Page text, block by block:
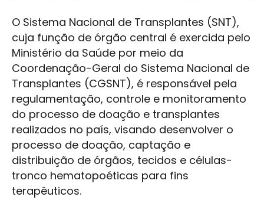
O Sistema Nacional de Transplantes (SNT),
cuja função de órgão central é exercida pelo
Ministério da Saúde por meio da
Coordenação-Geral do Sistema Nacional de
Transplantes (CGSNT), é responsável pela
regulamentação, controle e monitoramento
do processo de doação e transplantes
realizados no país, visando desenvolver o
processo de doação, captação e
distribuição de órgãos, tecidos e células-
tronco hematopoéticas para fins
terapêuticos.